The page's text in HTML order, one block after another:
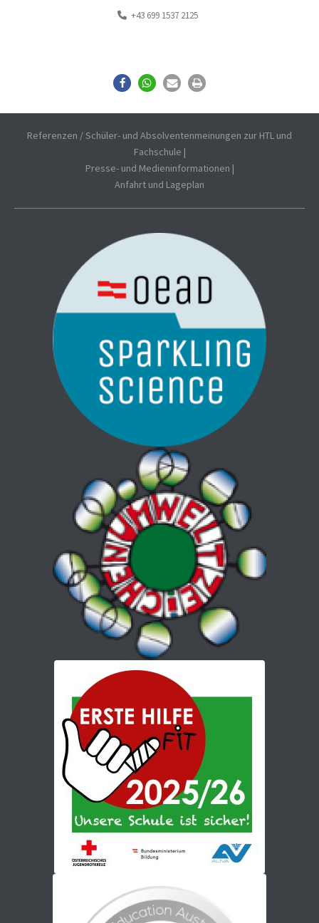
+43 699 1537 2125
Referenzen / Schüler- und Absolventenmeinungen zur HTL und
Fachschule |
Presse- und Medieninformationen |
Anfahrt und Lageplan